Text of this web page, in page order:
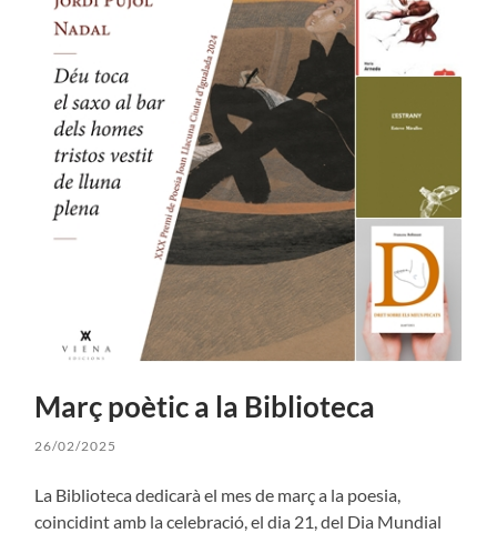
Març poètic a la Biblioteca
26/02/2025
La Biblioteca dedicarà el mes de març a la poesia,
coincidint amb la celebració, el dia 21, del Dia Mundial